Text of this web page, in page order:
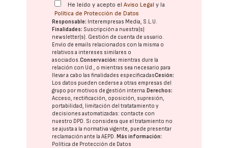
He leído y acepto elAviso Legal y la
Política de Protección de Datos
Responsable: Interempresas Media, S.L.U.
Finalidades: Suscripción a nuestra(s)
newsletter(s). Gestión de cuenta de usuario.
Envío de emails relacionados con la misma o
relativos a intereses similares o
asociados.Conservación: mientras dure la
relación con Ud., o mientras sea necesario para
llevar a cabo las finalidades especificadasCesión:
Los datos pueden cederse a otras empresas del
grupo por motivos de gestión interna.Derechos:
Acceso, rectificación, oposición, supresión,
portabilidad, limitación del tratatamiento y
decisiones automatizadas: contacte con
nuestro DPD. Si considera que el tratamiento no
se ajusta a la normativa vigente, puede presentar
reclamación ante laAEPD.Más información:
Política de Protección de Datos